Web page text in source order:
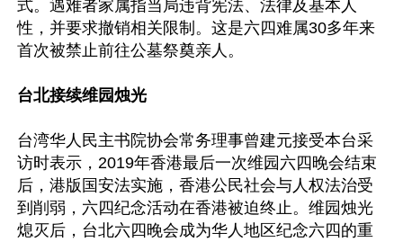
式。遇难者家属指当局违背宪法、法律及基本人
性，并要求撤销相关限制。这是六四难属30多年来
首次被禁止前往公墓祭奠亲人。
台北接续维园烛光
台湾华人民主书院协会常务理事曾建元接受本台采
访时表示，2019年香港最后一次维园六四晚会结束
后，港版国安法实施，香港公民社会与人权法治受
到削弱，六四纪念活动在香港被迫终止。维园烛光
熄灭后，台北六四晚会成为华人地区纪念六四的重